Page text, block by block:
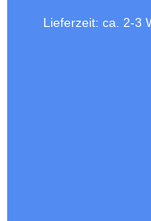
Lieferzeit: ca. 2-3